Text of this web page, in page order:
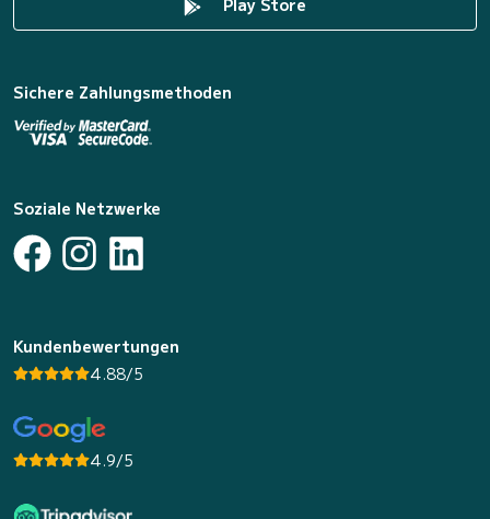
Play Store
Sichere Zahlungsmethoden
Soziale Netzwerke
Kundenbewertungen
4.88/5
4.9/5